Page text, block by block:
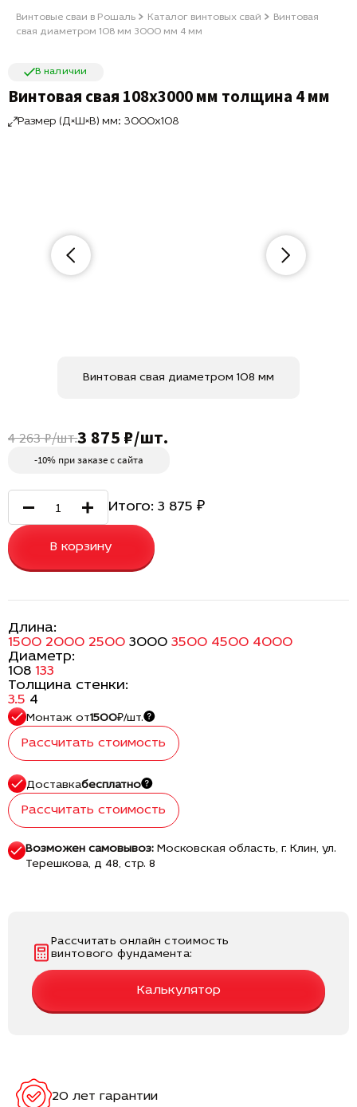
Винтовые сваи в Рошаль Каталог винтовых свай
Винтовая
свая диаметром 108 мм 3000 мм 4 мм
В наличии
Винтовая свая 108х3000 мм толщина 4 мм
Размер (Д×Ш×В) мм: 3000x108
4 263 ₽/шт.3 875 ₽/шт.
-10% при заказе с сайта
Итого: 3 875 ₽
В корзину
Длина:
1500 2000 2500 3000 3500 4500 4000
Диаметр:
108 133
Толщина стенки:
3.5 4
Монтаж от1500₽/шт.
Рассчитать стоимость
Доставкабесплатно
Рассчитать стоимость
Возможен самовывоз:Московская область, г. Клин, ул.
Терешкова, д 48, стр. 8
Рассчитать онлайн стоимость
винтового фундамента:
Калькулятор
Винтовая свая диаметром 108 мм
20 лет гарантии